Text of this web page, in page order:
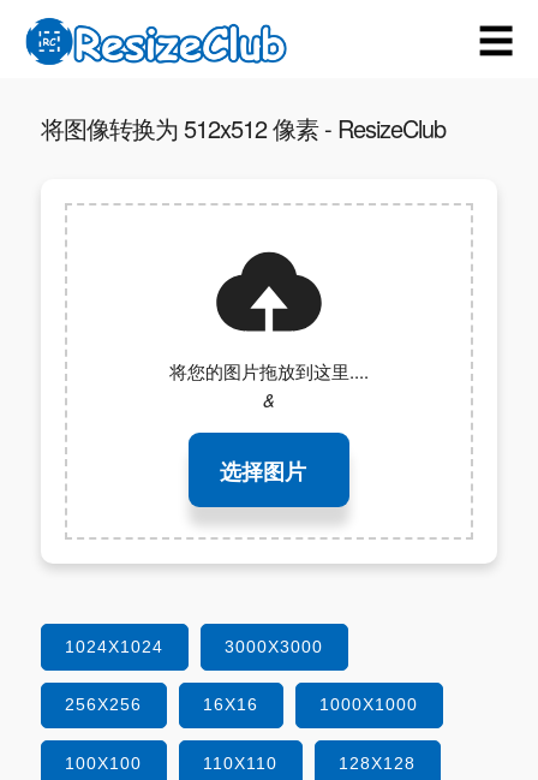
☰
将图像转换为 512x512 像素 - ResizeClub
将您的图片拖放到这里....
&
选择图片
1024X1024 3000X3000
256X256 16X16 1000X1000
100X100 110X110 128X128